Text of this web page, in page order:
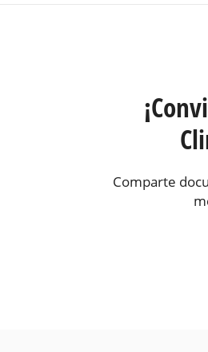
Comparte